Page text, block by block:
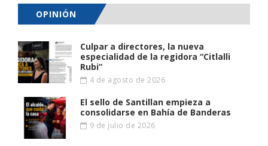
OPINIÓN
Culpar a directores, la nueva
especialidad de la regidora “Citlalli
Rubi”
4 de agosto de 2026
El sello de Santillan empieza a
consolidarse en Bahía de Banderas
9 de julio de 2026